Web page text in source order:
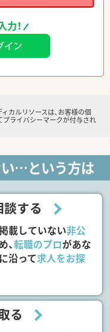
！
カルリソースは、お客様の個
ライバシーマークが付与され
…という方は
する
載していない非公
、転職のプロがあな
沿って求人をお探
る